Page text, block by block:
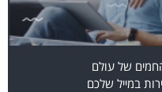
של עולם
במייל שלכם